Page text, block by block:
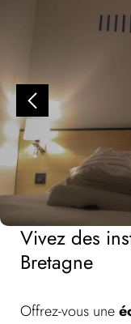
Vivez des
Bretagne
Offrez-vous une